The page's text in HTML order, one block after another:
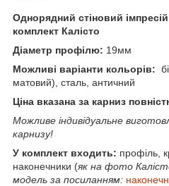
Однорядний стіновий
комплект Калісто
Діаметр профілю: 19мм
Можливі варіанти кольорів:
матовий), сталь, античний
Ціна вказана за карниз
Можливе індивідуальне
карнизу!
У комплект входить: профіль,
наконечники (як на фото
модель за посиланням: